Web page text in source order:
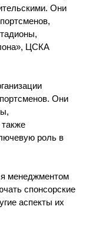
Они
ЦСКА
Они
роль в
менеджментом
спонсорские
аспекты их